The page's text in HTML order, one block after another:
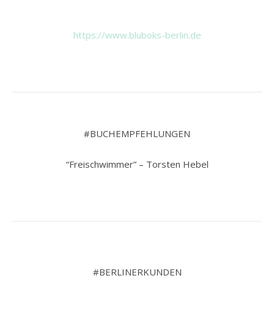
https://www.bluboks-berlin.de
#BUCHEMPFEHLUNGEN
“Freischwimmer” – Torsten Hebel
#BERLINERKUNDEN